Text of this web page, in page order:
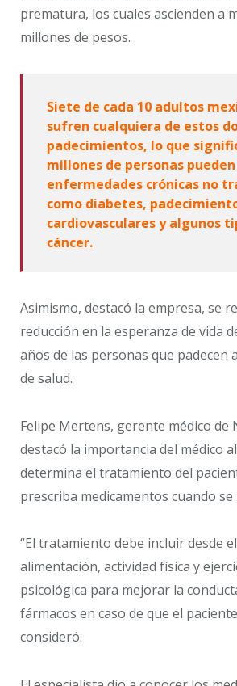
prematura, los cuales ascienden a
millones de pesos.
Siete de cada 10 adultos
sufren cualquiera de estos
padecimientos, lo que
millones de personas
enfermedades crónicas no
como diabetes,
cardiovasculares y algunos
cáncer.
Asimismo, destacó la empresa, se
reducción en la esperanza de vida
años de las personas que padecen
de salud.
Felipe Mertens, gerente médico de
destacó la importancia del médico
determina el tratamiento del
prescriba medicamentos cuando
“El tratamiento debe incluir desde
alimentación, actividad física y
psicológica para mejorar la
fármacos en caso de que el
consideró.